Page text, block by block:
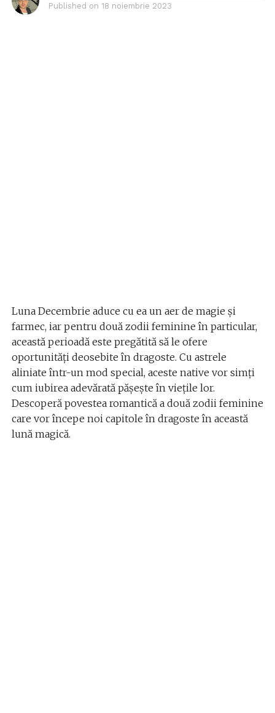
Published on 18 noiembrie 2023
Luna Decembrie aduce cu ea un aer de magie și
farmec, iar pentru două zodii feminine în particular,
această perioadă este pregătită să le ofere
oportunități deosebite în dragoste. Cu astrele
aliniate într-un mod special, aceste native vor simți
cum iubirea adevărată pășește în viețile lor.
Descoperă povestea romantică a două zodii feminine
care vor începe noi capitole în dragoste în această
lună magică.